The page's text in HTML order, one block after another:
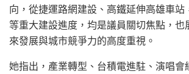
向，從捷運路網建設、高鐵延伸高雄車站
等重大建設進度，均是議員關切焦點，也
來發展與城市競爭力的高度重視。
她指出，產業轉型、台積電進駐、演唱會